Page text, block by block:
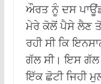
ਔਰਤ ਨੂੰ ਦਸ
ਮੇਰੇ ਕੋਲੋਂ ਪੈਸੇ ਲੈਣ
ਰਹੀ ਸੀ ਕਿ
ਗੱਲ ਸੀ। ਇਸ ਗੱਲ
ਇੱਕ ਛੋਟੀ ਜਿਹੀ